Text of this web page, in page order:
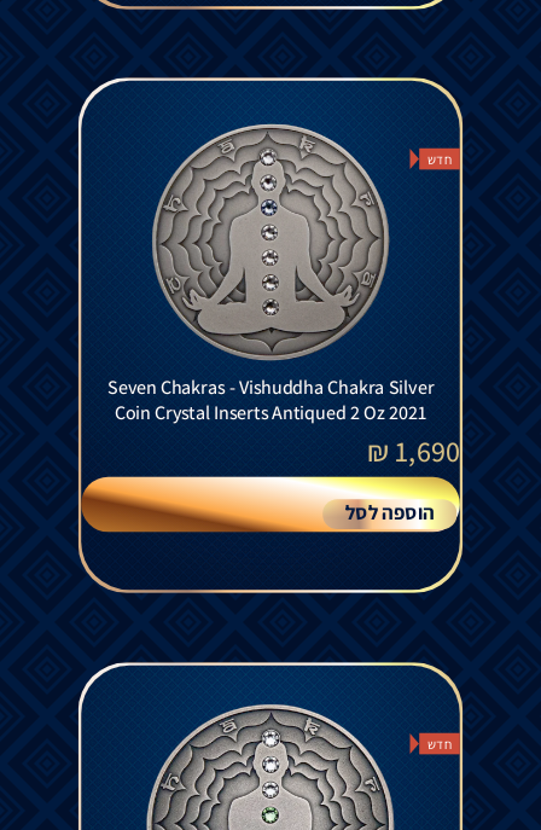
חדש
Seven Chakras - Vishuddha Chakra Silver
Coin Crystal Inserts Antiqued 2 Oz 2021
1,690
₪
הוספה לסל
חדש